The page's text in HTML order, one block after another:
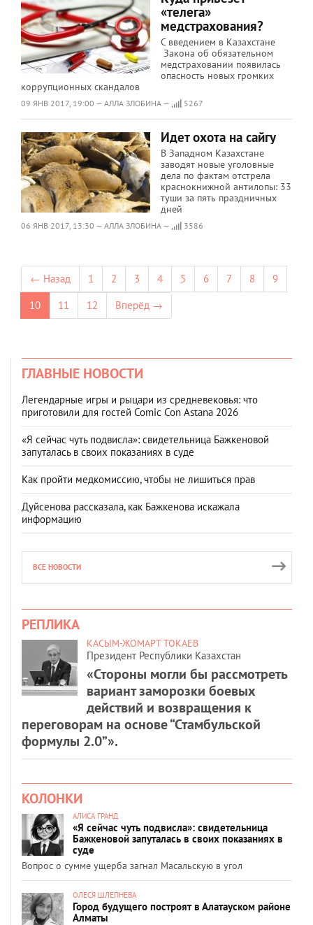
«телега»
медстрахования?
С введением в Казахстане
Закона об обязательном
медстраховании появилась
опасность новых громких
коррупционных скандалов
09 ЯНВ 2017, 19:00 — АЛЛА ЗЛОБИНА — 5267
Идет охота на сайгу
В Западном Казахстане
заводят новые уголовные
дела по фактам отстрела
краснокнижной антилопы: 33
туши за пять праздничных
дней
06 ЯНВ 2017, 13:30 — АЛЛА ЗЛОБИНА — 3586
← Назад 1 2 3 4 5 6 7 8
9
10
11 12 Вперёд →
ГЛАВНЫЕ НОВОСТИ
Легендарные игры и рыцари из средневековья: что
приготовили для гостей Comic Con Astana 2026
«Я сейчас чуть подвисла»: свидетельница Бажкеновой
запуталась в своих показаниях в суде
Как пройти медкомиссию, чтобы не лишиться прав
Дуйсенова рассказала, как Бажкенова искажала
информацию
ВСЕ НОВОСТИ
РЕПЛИКА
КАСЫМ-ЖОМАРТ ТОКАЕВ
Президент Республики Казахстан
«Стороны могли бы рассмотреть
вариант заморозки боевых
действий и возвращения к
переговорам на основе “Стамбульской
формулы 2.0”».
КОЛОНКИ
АЛИСА ГРАНД
«Я сейчас чуть подвисла»: свидетельница
Бажкеновой запуталась в своих показаниях в
суде
Вопрос о сумме ущерба загнал Масальскую в угол
ОЛЕСЯ ШЛЕПНЕВА
Город будущего построят в Алатауском районе
Алматы